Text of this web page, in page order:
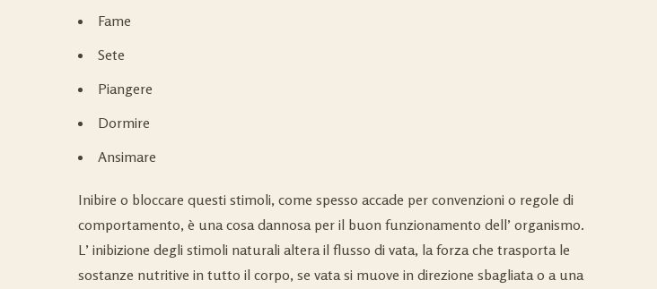
Fame
Sete
Piangere
Dormire
Ansimare
Inibire o bloccare questi stimoli, come spesso accade per convenzioni o regole di
comportamento, è una cosa dannosa per il buon funzionamento dell’ organismo.
L’ inibizione degli stimoli naturali altera il flusso di vata, la forza che trasporta le
sostanze nutritive in tutto il corpo, se vata si muove in direzione sbagliata o a una